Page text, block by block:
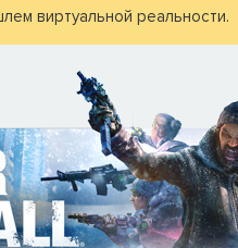
виртуальной реальности.